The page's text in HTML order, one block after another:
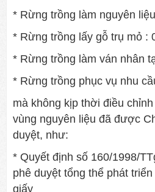
* Rừng trồng làm nguyên
* Rừng trồng lấy gỗ trụ mỏ :
* Rừng trồng làm ván nhân
* Rừng trồng phục vụ nhu
mà không kịp thời điều
vùng nguyên liệu đã được
duyệt, như:
* Quyết định số 160/1998/
phê duyệt tổng thể phát
giấy